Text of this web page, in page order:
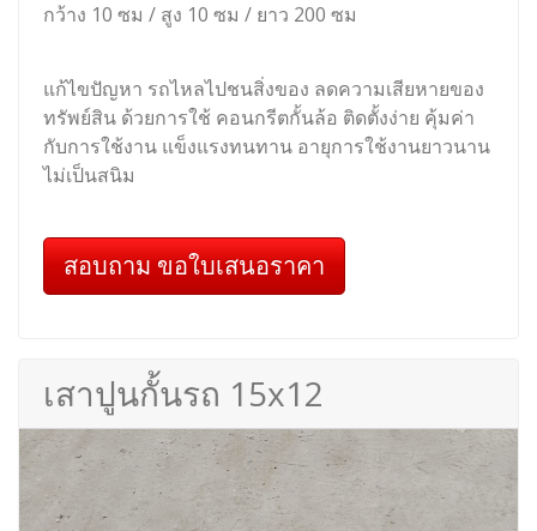
กว้าง 10 ซม / สูง 10 ซม / ยาว 200 ซม
แก้ไขปัญหา รถไหลไปชนสิ่งของ ลดความเสียหายของ
ทรัพย์สิน ด้วยการใช้ คอนกรีตกั้นล้อ ติดตั้งง่าย คุ้มค่า
กับการใช้งาน แข็งแรงทนทาน อายุการใช้งานยาวนาน
ไม่เป็นสนิม
สอบถาม ขอใบเสนอราคา
เสาปูนกั้นรถ 15x12